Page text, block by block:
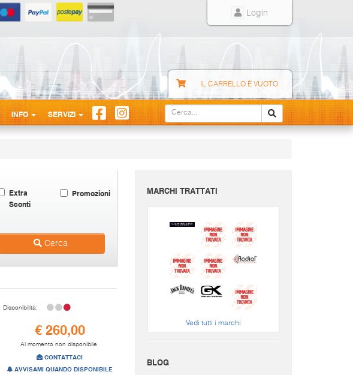
Login
IL CARRELLO È VUOTO
INFO SERVIZI
Extra
Sconti
Promozioni
Cerca
Disponibilità:
€ 260,00
Al momento non disponibile.
CONTATTACI
AVVISAMI QUANDO DISPONIBILE
MARCHI TRATTATI
Vedi tutti i marchi
BLOG